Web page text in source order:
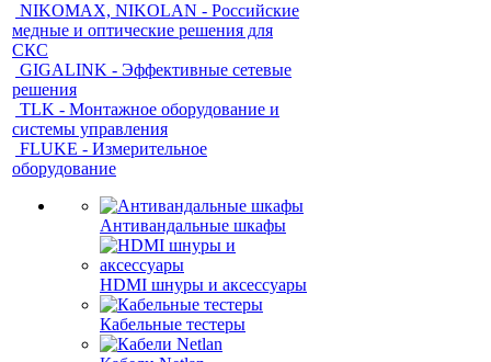
NIKOMAX, NIKOLAN - Российские
медные и оптические решения для
СКС
GIGALINK - Эффективные сетевые
решения
TLK - Монтажное оборудование и
системы управления
FLUKE - Измерительное
оборудование
Антивандальные шкафы
HDMI шнуры и аксессуары
Кабельные тестеры